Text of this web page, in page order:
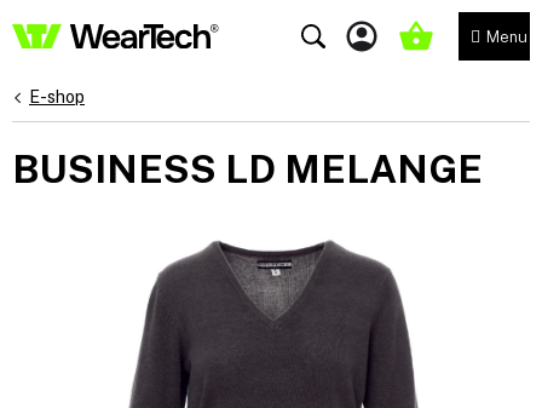
na
NÁKUPNÍ
E-shop
BUSINESS LD MELANGE